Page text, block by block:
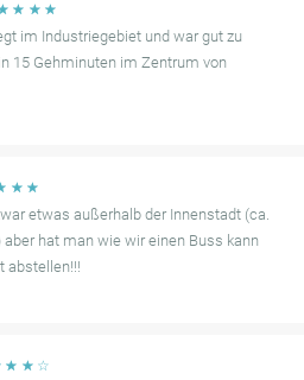
reibungslos verlaufen, hatten
mit dem automatischen
dieser Parkplatz aufgrund seiner
☆ ☆ ☆
im Industriegebiet und war gut zu
15 Gehminuten im Zentrum von
☆ ☆
etwas außerhalb der Innenstadt (ca.
hat man wie wir einen Buss kann
abstellen!!!
☆ ☆ ☆